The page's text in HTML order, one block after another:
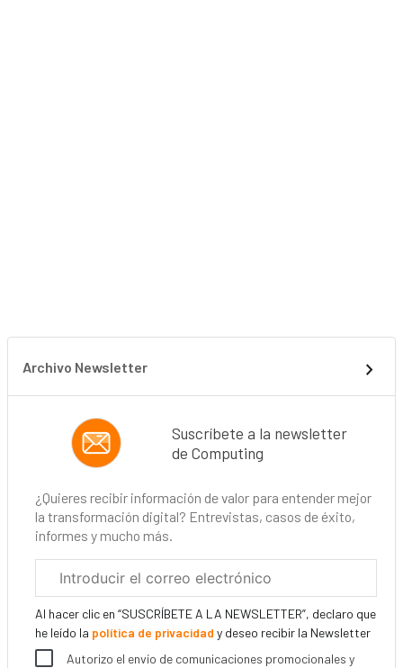
Archivo Newsletter
Suscríbete a la newsletter
de Computing
¿Quieres recibir información de valor para entender mejor
la transformación digital? Entrevistas, casos de éxito,
informes y mucho más.
electrónico
Al hacer clic en “SUSCRÍBETE A LA NEWSLETTER”, declaro que
he leído la política de privacidad y deseo recibir la Newsletter
Autorizo el envío de comunicaciones promocionales y